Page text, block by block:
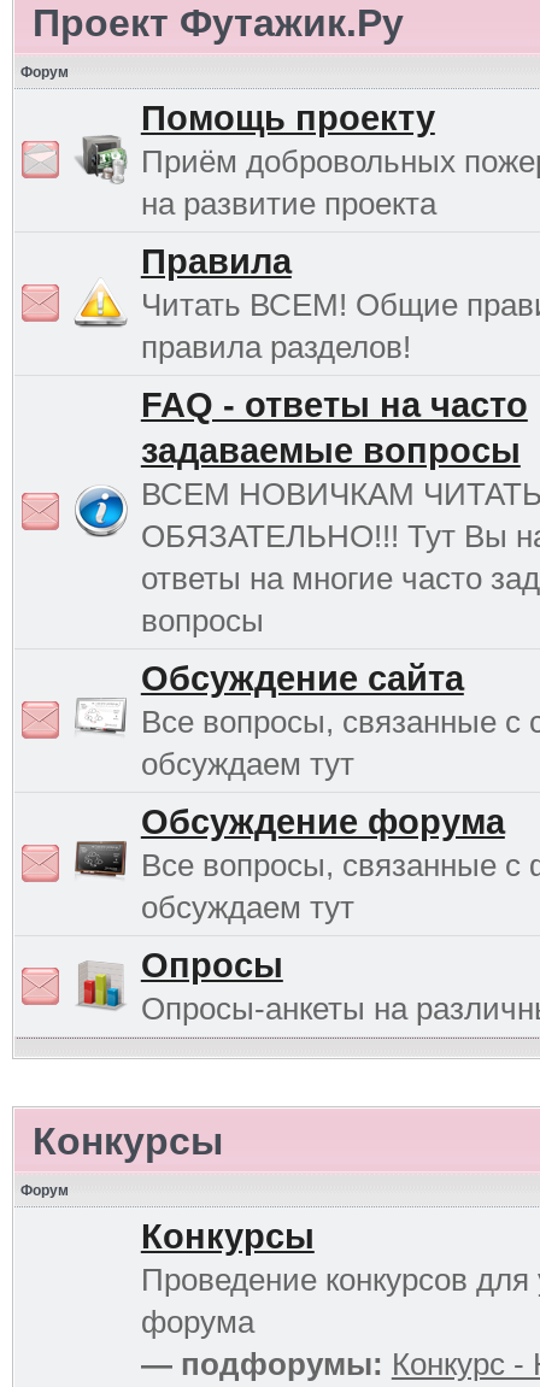
Проект Футажик.Ру
Форум
Помощь проекту
Приём добровольных
на развитие проекта
Правила
Читать ВСЕМ! Общие
правила разделов!
FAQ - ответы на часто
задаваемые вопросы
ВСЕМ НОВИЧКАМ
ОБЯЗАТЕЛЬНО!!! Тут Вы
ответы на многие часто
вопросы
Обсуждение сайта
Все вопросы, связанные с
обсуждаем тут
Обсуждение форума
Все вопросы, связанные
обсуждаем тут
Опросы
Опросы-анкеты на
Конкурсы
Форум
Конкурсы
Проведение конкурсов для
форума
— подфорумы: Конкурс